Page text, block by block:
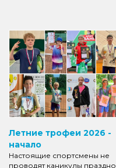
Летние трофеи 2026 -
начало
Настоящие спортсмены не
проводят каникулы праздно,